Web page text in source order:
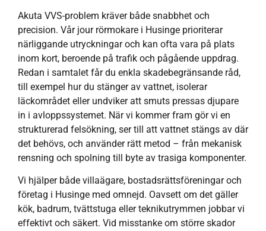
Akuta VVS-problem kräver både snabbhet och
precision. Vår jour rörmokare i Husinge prioriterar
närliggande utryckningar och kan ofta vara på plats
inom kort, beroende på trafik och pågående uppdrag.
Redan i samtalet får du enkla skadebegränsande råd,
till exempel hur du stänger av vattnet, isolerar
läckområdet eller undviker att smuts pressas djupare
in i avloppssystemet. När vi kommer fram gör vi en
strukturerad felsökning, ser till att vattnet stängs av där
det behövs, och använder rätt metod – från mekanisk
rensning och spolning till byte av trasiga komponenter.
Vi hjälper både villaägare, bostadsrättsföreningar och
företag i Husinge med omnejd. Oavsett om det gäller
kök, badrum, tvättstuga eller teknikutrymmen jobbar vi
effektivt och säkert. Vid misstanke om större skador